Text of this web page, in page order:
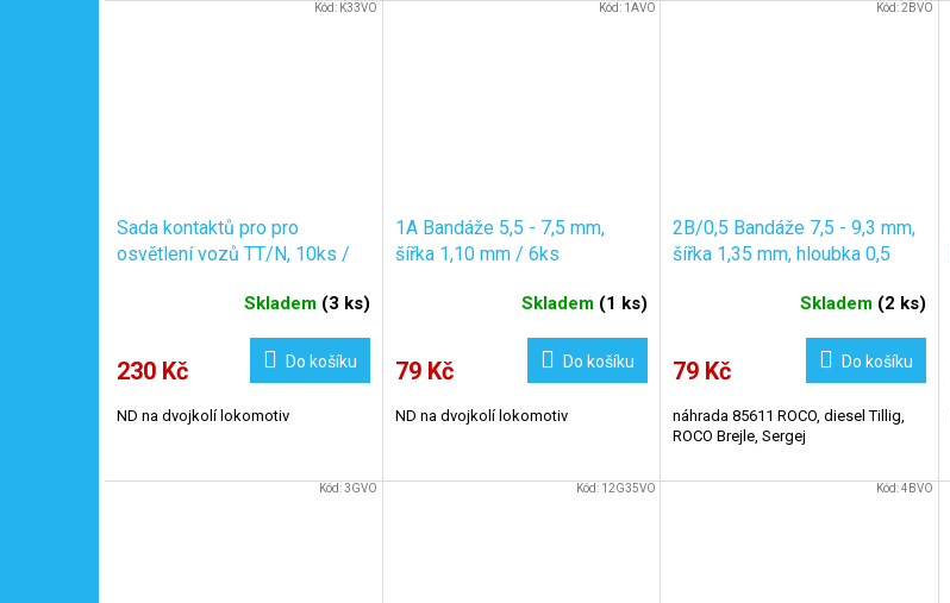
Sada kontaktů pro pro
osvětlení vozů TT/N, 10ks /
Skladem (3 ks)
230 Kč Do košíku
ND na dvojkolí lokomotiv
Kód: K33VO
1A Bandáže 5,5 - 7,5 mm,
šířka 1,10 mm / 6ks
Skladem (1 ks)
79 Kč Do košíku
ND na dvojkolí lokomotiv
Kód: 1AVO
2B/0,5 Bandáže 7,5 - 9,3 mm,
šířka 1,35 mm, hloubka 0,5
Skladem (2 ks)
79 Kč Do košíku
náhrada 85611 ROCO, diesel Tillig,
ROCO Brejle, Sergej
Kód:2BVO
Kód:3GVO Kód: 12G35VO Kód:4BVO